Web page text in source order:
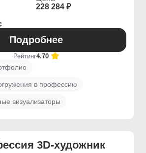
228 284 ₽
Подробнее
Рейтинг4.70
в профессию
визуализаторы
3D-художник